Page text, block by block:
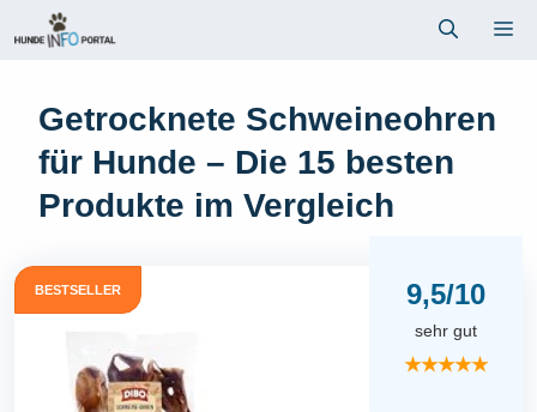
Inhalt
Getrocknete Schweineohren
für Hunde – Die 15 besten
Produkte im Vergleich
BESTSELLER 9,5/10
sehr gut
★★★★★